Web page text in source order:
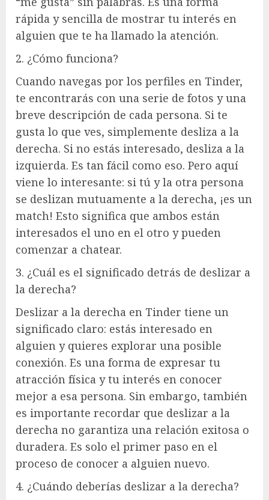
rápida y sencilla de mostrar tu interés en
alguien que te ha llamado la atención.
2. ¿Cómo funciona?
Cuando navegas por los perfiles en Tinder,
te encontrarás con una serie de fotos y una
breve descripción de cada persona. Si te
gusta lo que ves, simplemente desliza a la
derecha. Si no estás interesado, desliza a la
izquierda. Es tan fácil como eso. Pero aquí
viene lo interesante: si tú y la otra persona
se deslizan mutuamente a la derecha, ¡es un
match! Esto significa que ambos están
interesados el uno en el otro y pueden
comenzar a chatear.
3. ¿Cuál es el significado detrás de deslizar a
la derecha?
Deslizar a la derecha en Tinder tiene un
significado claro: estás interesado en
alguien y quieres explorar una posible
conexión. Es una forma de expresar tu
atracción física y tu interés en conocer
mejor a esa persona. Sin embargo, también
es importante recordar que deslizar a la
derecha no garantiza una relación exitosa o
duradera. Es solo el primer paso en el
proceso de conocer a alguien nuevo.
4. ¿Cuándo deberías deslizar a la derecha?